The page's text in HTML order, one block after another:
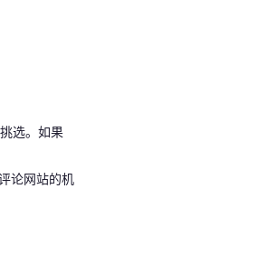
选。如果
论网站的机